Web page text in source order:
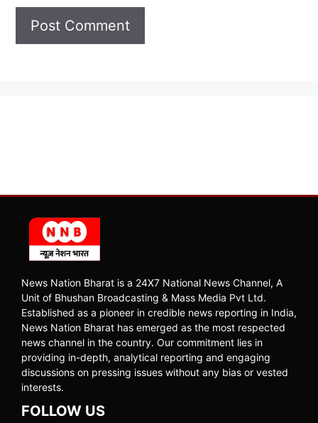
News Nation Bharat is a 24X7 National News Channel, A
Unit of Bhushan Broadcasting & Mass Media Pvt Ltd.
Established as a pioneer in credible news reporting in India,
News Nation Bharat has emerged as the most respected
news channel in the country. Our commitment lies in
providing in-depth, analytical reporting and engaging
discussions on pressing issues without any bias or vested
interests.
FOLLOW US